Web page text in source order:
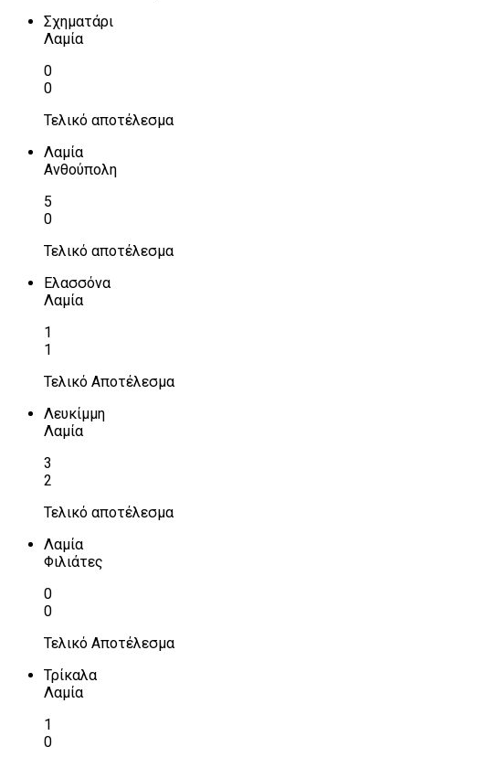
Σχηματάρι
Λαμία
0
0
Τελικό αποτέλεσμα
Λαμία
Ανθούπολη
5
0
Τελικό αποτέλεσμα
Ελασσόνα
Λαμία
1
1
Τελικό Αποτέλεσμα
Λευκίμμη
Λαμία
3
2
Τελικό αποτέλεσμα
Λαμία
Φιλιάτες
0
0
Τελικό Αποτέλεσμα
Τρίκαλα
Λαμία
1
0